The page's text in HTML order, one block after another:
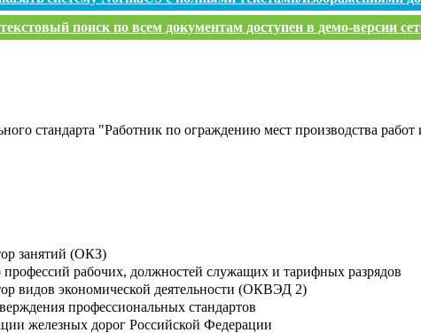
поиск по всем документам доступен в демо-версии
стандарта "Работник по ограждению мест производства
занятий (ОКЗ)
рабочих, должностей служащих и тарифных разрядов
видов экономической деятельности (ОКВЭД 2)
профессиональных стандартов
железных дорог Российской Федерации